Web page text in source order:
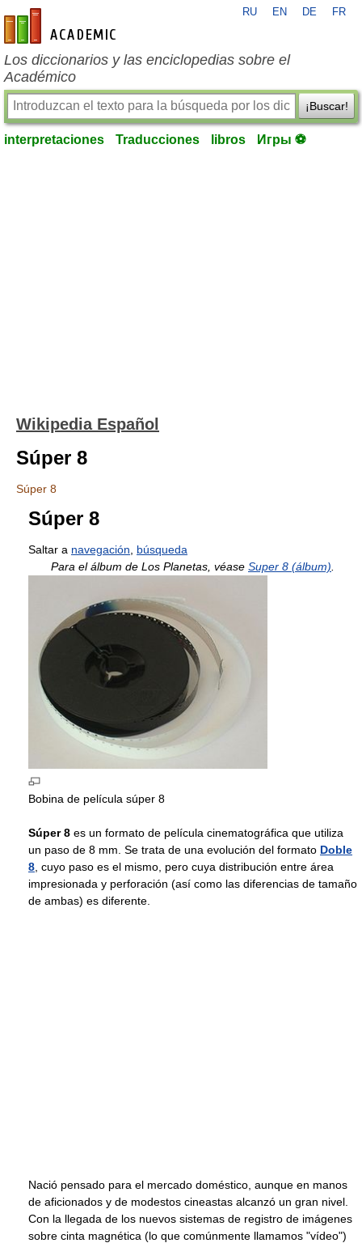
es-academic.com
RU EN DE FR
Los diccionarios y las enciclopedias sobre el
Académico
¡Buscar!
interpretaciones Traducciones libros Игры ⚽
Wikipedia Español
Súper 8
Súper 8
Súper 8
Saltar a navegación
búsqueda
Para el álbum de Los Planetas, véase Super 8 (álbum)
Bobina de película súper 8
Súper 8 es un formato de película cinematográfica que utiliza
un paso de 8 mm. Se trata de una evolución del formato Doble
8 , cuyo paso es el mismo, pero cuya distribución entre área
impresionada y perforación (así como las diferencias de tamaño
de ambas) es diferente.
Nació pensado para el mercado doméstico, aunque en manos
de aficionados y de modestos cineastas alcanzó un gran nivel.
Con la llegada de los nuevos sistemas de registro de imágenes
sobre cinta magnética (lo que comúnmente llamamos "vídeo")